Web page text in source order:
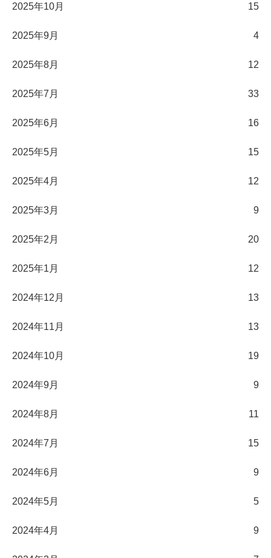
2025年10月 15
2025年9月 4
2025年8月 12
2025年7月 33
2025年6月 16
2025年5月 15
2025年4月 12
2025年3月 9
2025年2月 20
2025年1月 12
2024年12月 13
2024年11月 13
2024年10月 19
2024年9月 9
2024年8月 11
2024年7月 15
2024年6月 9
2024年5月 5
2024年4月 9